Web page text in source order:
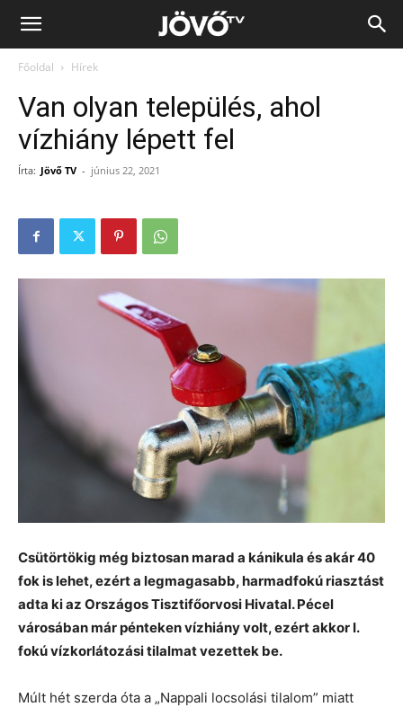
Jövő
Főoldal Hírek
Van olyan település, ahol
vízhiány lépett fel
Írta: Jövő TV - június 22, 2021
Csütörtökig még biztosan marad a kánikula és akár 40
fok is lehet, ezért a legmagasabb, harmadfokú riasztást
adta ki az Országos Tisztifőorvosi Hivatal. Pécel
városában már pénteken vízhiány volt, ezért akkor I.
fokú vízkorlátozási tilalmat vezettek be.
Múlt hét szerda óta a „Nappali locsolási tilalom” miatt